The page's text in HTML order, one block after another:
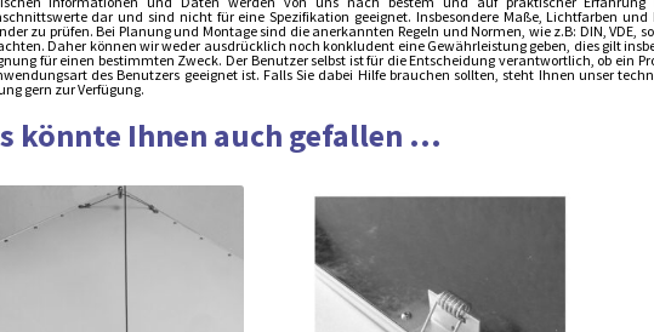
dar und sind nicht für eine Spezifikation geeignet. Insbesondere Maße, Lichtfarben
zu prüfen. Bei Planung und Montage sind die anerkannten Regeln und Normen, wie z.B: DIN, VDE,
Daher können wir weder ausdrücklich noch konkludent eine Gewährleistung geben, dies gilt
für einen bestimmten Zweck. Der Benutzer selbst ist für die Entscheidung verantwortlich, ob ein
des Benutzers geeignet ist. Falls Sie dabei Hilfe brauchen sollten, steht Ihnen unser
gern zur Verfügung.
könnte Ihnen auch gefallen ...